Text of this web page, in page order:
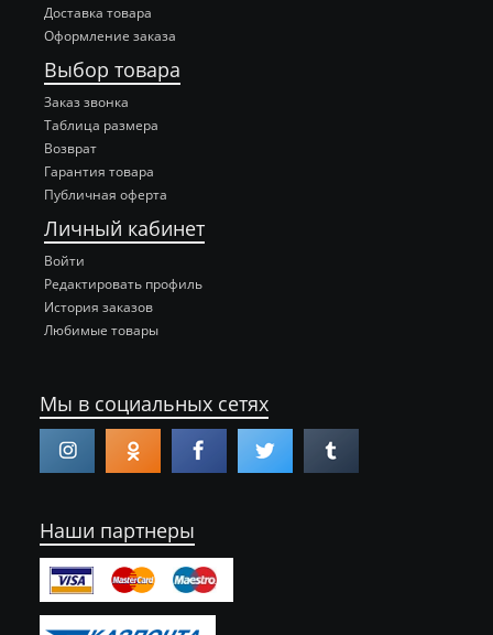
Доставка товара
Оформление заказа
Выбор товара
Заказ звонка
Таблица размера
Возврат
Гарантия товара
Публичная оферта
Личный кабинет
Войти
Редактировать профиль
История заказов
Любимые товары
Мы в социальных сетях
Наши партнеры